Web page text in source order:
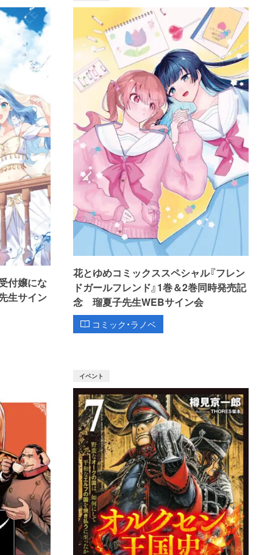
付嬢にな
生サイン
花とゆめコミックススペシャル『フレン
ドガールフレンド』1巻＆2巻同時発売記
念 瑠夏子先生WEBサイン会
コミック・ラノベ
イベント